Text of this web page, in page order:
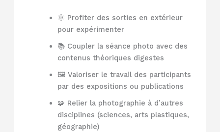
🌞 Profiter des sorties en extérieur
pour expérimenter
📚 Coupler la séance photo avec des
contenus théoriques digestes
🖼️ Valoriser le travail des participants
par des expositions ou publications
🧩 Relier la photographie à d’autres
disciplines (sciences, arts plastiques,
géographie)